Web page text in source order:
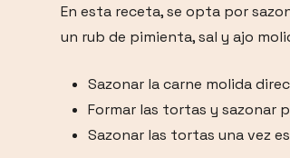
En esta receta, se opta por
un rub de pimienta, sal y ajo
Sazonar la carne molida
Formar las tortas y sazonar
Sazonar las tortas una vez